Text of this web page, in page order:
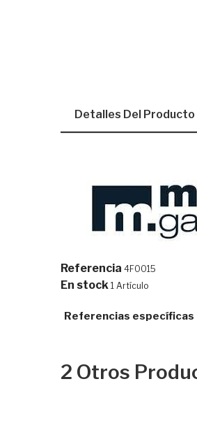
Detalles Del Producto
Referencia 4F0015
En stock 1 Artículo
Referencias específicas
2 Otros